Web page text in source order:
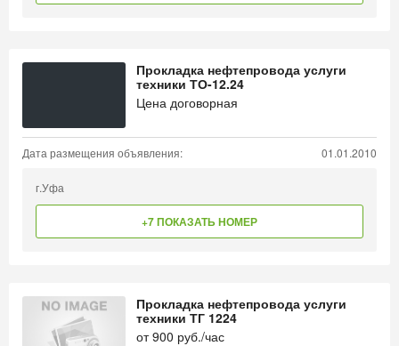
Прокладка нефтепровода услуги
техники ТО-12.24
Цена договорная
Дата размещения объявления: 01.01.2010
г.Уфа
+7 ПОКАЗАТЬ НОМЕР
Прокладка нефтепровода услуги
техники ТГ 1224
от900 руб./час